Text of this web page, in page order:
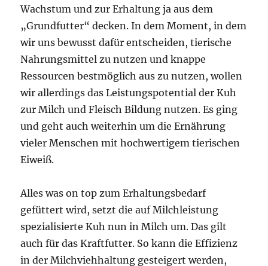
Wachstum und zur Erhaltung ja aus dem
„Grundfutter“ decken. In dem Moment, in dem
wir uns bewusst dafür entscheiden, tierische
Nahrungsmittel zu nutzen und knappe
Ressourcen bestmöglich aus zu nutzen, wollen
wir allerdings das Leistungspotential der Kuh
zur Milch und Fleisch Bildung nutzen. Es ging
und geht auch weiterhin um die Ernährung
vieler Menschen mit hochwertigem tierischen
Eiweiß.
Alles was on top zum Erhaltungsbedarf
gefüttert wird, setzt die auf Milchleistung
spezialisierte Kuh nun in Milch um. Das gilt
auch für das Kraftfutter. So kann die Effizienz
in der Milchviehhaltung gesteigert werden,